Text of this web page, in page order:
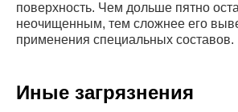
поверхность. Чем дольше пятно
неочищенным, тем сложнее его
применения специальных составов.
Иные загрязнения